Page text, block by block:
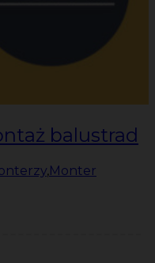
balustrad
,Monter